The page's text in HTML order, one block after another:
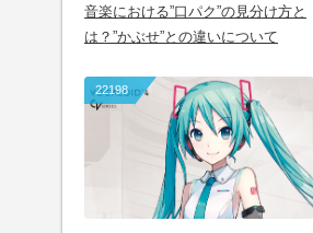
音楽における”口パク”の見分け方と
は？”かぶせ”との違いについて
22198